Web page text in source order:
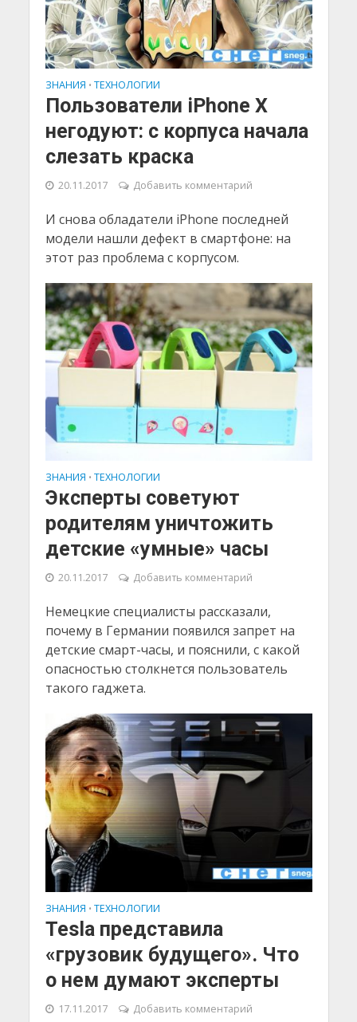
ЗНАНИЯ • ТЕХНОЛОГИИ
Пользователи iPhone X
негодуют: с корпуса начала
слезать краска
20.11.2017 Добавить комментарий
И снова обладатели iPhone последней
модели нашли дефект в смартфоне: на
этот раз проблема с корпусом.
ЗНАНИЯ • ТЕХНОЛОГИИ
Эксперты советуют
родителям уничтожить
детские «умные» часы
20.11.2017 Добавить комментарий
Немецкие специалисты рассказали,
почему в Германии появился запрет на
детские смарт-часы, и пояснили, с какой
опасностью столкнется пользователь
такого гаджета.
ЗНАНИЯ • ТЕХНОЛОГИИ
Tesla представила
«грузовик будущего». Что
о нем думают эксперты
17.11.2017 Добавить комментарий